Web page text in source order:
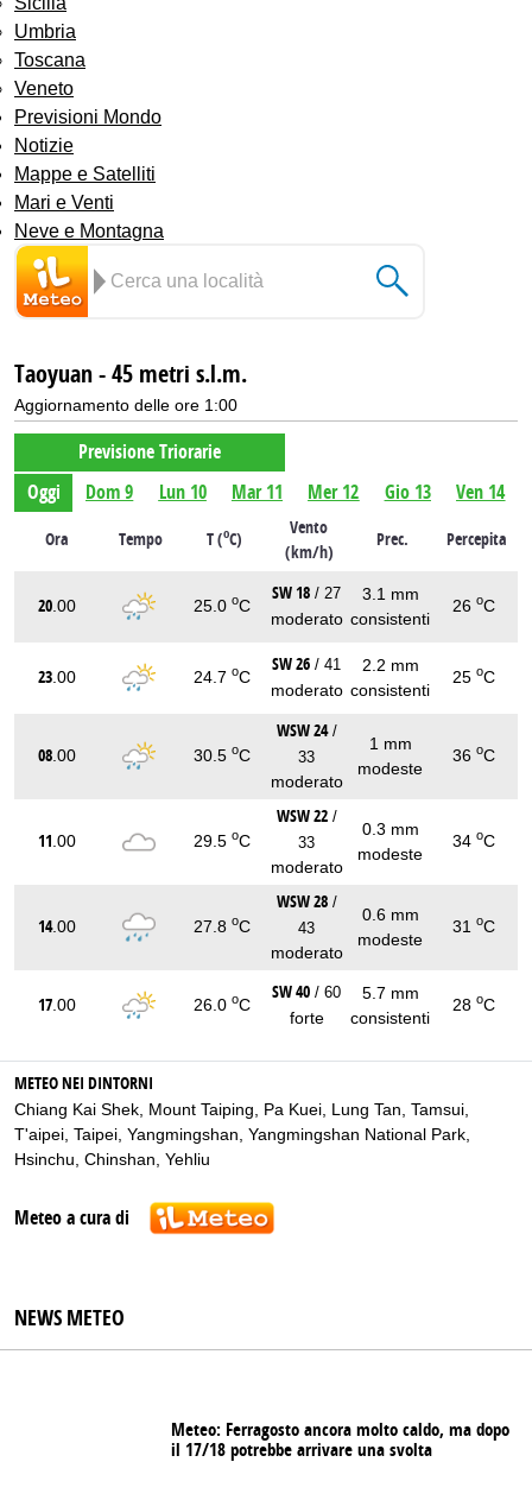
Umbria
Toscana
Veneto
Previsioni Mondo
Notizie
Mappe e Satelliti
Mari e Venti
Neve e Montagna
Taoyuan - 45 metri s.l.m.
Aggiornamento delle ore 1:00
Previsione Triorarie
Oggi
Dom 9 Lun 10 Mar 11 Mer 12 Gio 13 Ven 14
Ora Tempo T (oC)
Vento
(km/h)
Prec. Percepita
20 .00 25.0 oC
SW 18 / 27
moderato
3.1 mm
consistenti
26 oC
23 .00 24.7 oC
SW 26 / 41
moderato
2.2 mm
consistenti
25 oC
08 .00 30.5 oC
WSW 24 /
33
moderato
1 mm
modeste
36 oC
11 .00 29.5 oC
WSW 22 /
33
moderato
0.3 mm
modeste
34 oC
14.00 27.8 oC
WSW 28 /
43
moderato
0.6 mm
modeste
31 oC
17 .00 26.0 oC
SW 40 / 60
forte
5.7 mm
consistenti
28 oC
METEO NEI DINTORNI
Chiang Kai Shek Mount Taiping Pa Kuei Lung Tan Tamsui
T'aipei Taipei Yangmingshan Yangmingshan National Park
Hsinchu Chinshan Yehliu
Meteo a cura di
NEWS METEO
Meteo: Ferragosto ancora molto caldo, ma dopo
il 17/18 potrebbe arrivare una svolta